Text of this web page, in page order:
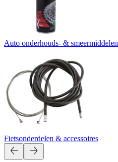
Auto onderhouds- & smeermiddelen
Fietsonderdelen & accessoires